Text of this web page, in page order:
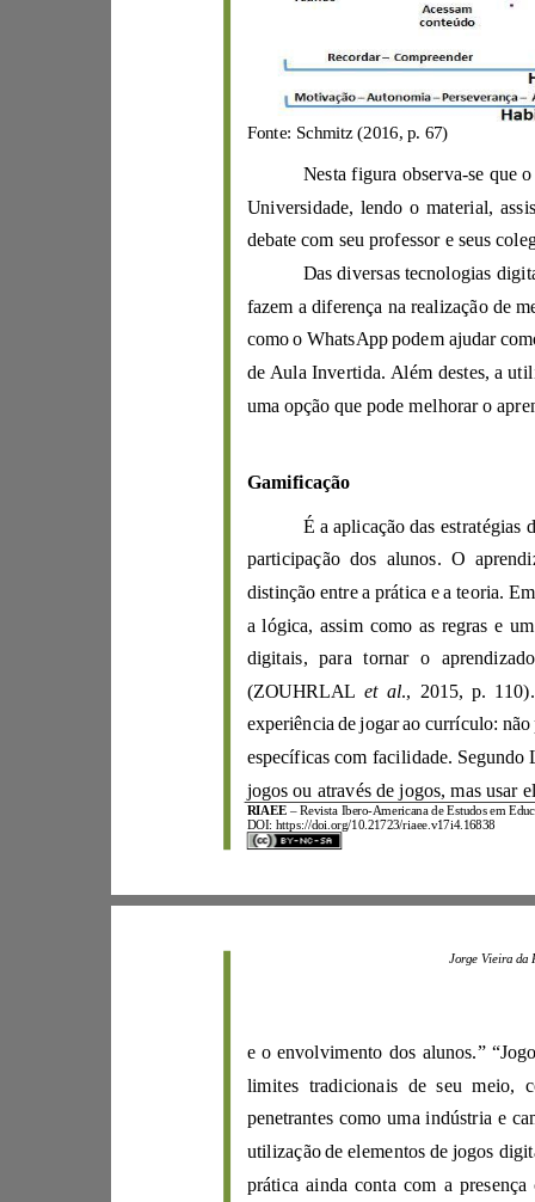
RIAEE – Revista Ibero-
DOI:
https://doi.org/10.21723/riaee.v17i4.16838
Fonte: Schmitz (2016, p. 67)
Nesta figura observa-
uma opção que pode melhorar
Gamificação
participação dos alunos.
distinção entre a prática e a teoria.
digitais, para tornar o aprendizado
(ZOUHRLAL
et al., 2015, p. 110).
experiência de jogar ao currículo:
específicas com faci lidade.
e o envolvimento dos alunos.” “
limit